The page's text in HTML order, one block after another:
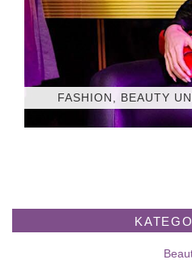
FASHION, BEAUTY